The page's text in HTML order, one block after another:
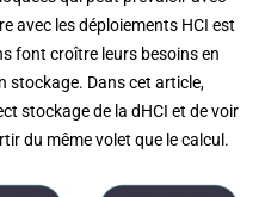
avec les déploiements HCI est
font croître leurs besoins en
stockage. Dans cet article,
stockage de la dHCI et de voir
du même volet que le calcul.